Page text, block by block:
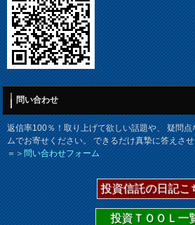
問い合わせ
返信率100％！取り上げて欲しい話題や、 疑問
ムでお寄せください。 できるだけ真摯に答えさ
＝＞問い合わせフォーム
投資信託の日記こ
投資ＴＯＯＬ